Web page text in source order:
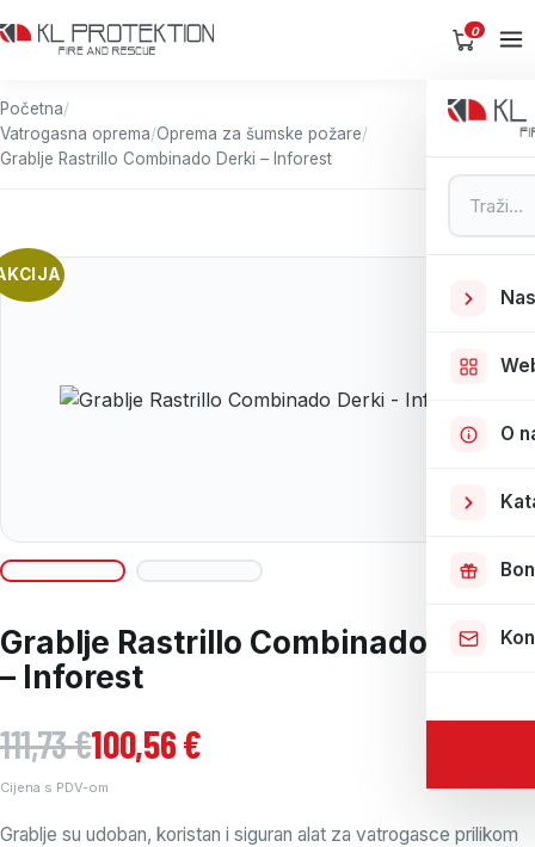
0
Pretraga
O
Početna/
Vatrogasna oprema/Oprema za šumske požare/
Grablje Rastrillo Combinado Derki – Inforest
Grablje Rastrillo Combinado Derki
– Inforest
111,73€
Izvorna cijena bila je: 111,73 €.
100,56€
Trenutna cijena je: 100,56 €.
Cijena s PDV-om
Grablje su udoban, koristan i siguran alat za vatrogasce prilikom